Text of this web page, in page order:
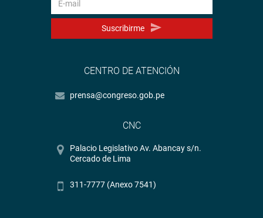
Suscribirme
CENTRO DE ATENCIÓN
prensa@congreso.gob.pe
CNC
Palacio Legislativo Av. Abancay s/n.
Cercado de Lima
311-7777 (Anexo 7541)